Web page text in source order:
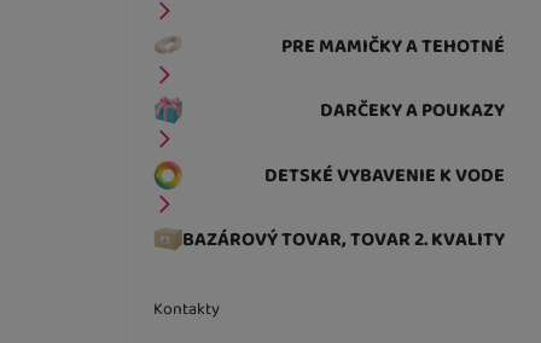
PRE MAMIČKY A TEHOTNÉ
DARČEKY A POUKAZY
DETSKÉ VYBAVENIE K VODE
BAZÁROVÝ TOVAR, TOVAR 2. KVALITY
Kontakty